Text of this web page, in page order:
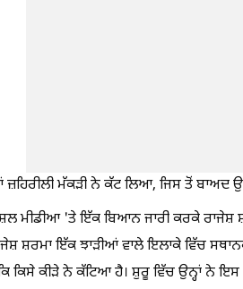
ਜ਼ਹਿਰੀਲੀ ਮੱਕੜੀ ਨੇ ਕੱਟ ਲਿਆ, ਜਿਸ ਤੋਂ ਬਾਅਦ
ਮੀਡੀਆ 'ਤੇ ਇੱਕ ਬਿਆਨ ਜਾਰੀ ਕਰਕੇ ਰਾਜੇਸ਼
ਸ਼ਰਮਾ ਇੱਕ ਝਾੜੀਆਂ ਵਾਲੇ ਇਲਾਕੇ ਵਿੱਚ
ਕਿਸੇ ਕੀੜੇ ਨੇ ਕੱਟਿਆ ਹੈ। ਸ਼ੁਰੂ ਵਿੱਚ ਉਨ੍ਹਾਂ